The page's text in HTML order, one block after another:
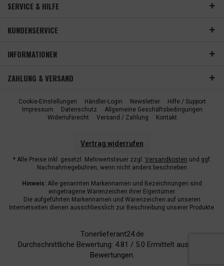
SERVICE & HILFE
KUNDENSERVICE
INFORMATIONEN
ZAHLUNG & VERSAND
Cookie-Einstellungen Händler-Login Newsletter
Hilfe / Support
Impressum
Datenschutz
Allgemeine Geschäftsbedingungen
Widerrufsrecht
Versand / Zahlung Kontakt
Vertrag widerrufen
* Alle Preise inkl. gesetzl. Mehrwertsteuer zzgl. Versandkosten und ggf.
Nachnahmegebühren, wenn nicht anders beschrieben
Hinweis: Alle genannten Markennamen und Bezeichnungen sind
eingetragene Warenzeichen ihrer Eigentümer.
Die aufgeführten Markennamen und Warenzeichen auf unseren
Internetseiten dienen ausschliesslich zur Beschreibung unserer Produkte.
Tonerlieferant24.de
Durchschnittliche Bewertung: 4.81 / 5.0 Ermittelt aus
Bewertungen.